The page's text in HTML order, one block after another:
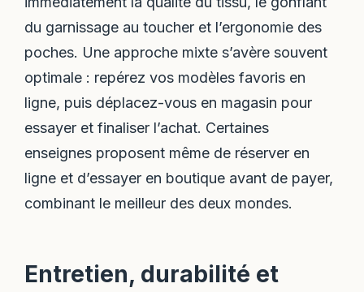
du garnissage au toucher et l’ergonomie des
poches. Une approche mixte s’avère souvent
optimale : repérez vos modèles favoris en
ligne, puis déplacez-vous en magasin pour
essayer et finaliser l’achat. Certaines
enseignes proposent même de réserver en
ligne et d’essayer en boutique avant de payer,
combinant le meilleur des deux mondes.
Entretien, durabilité et